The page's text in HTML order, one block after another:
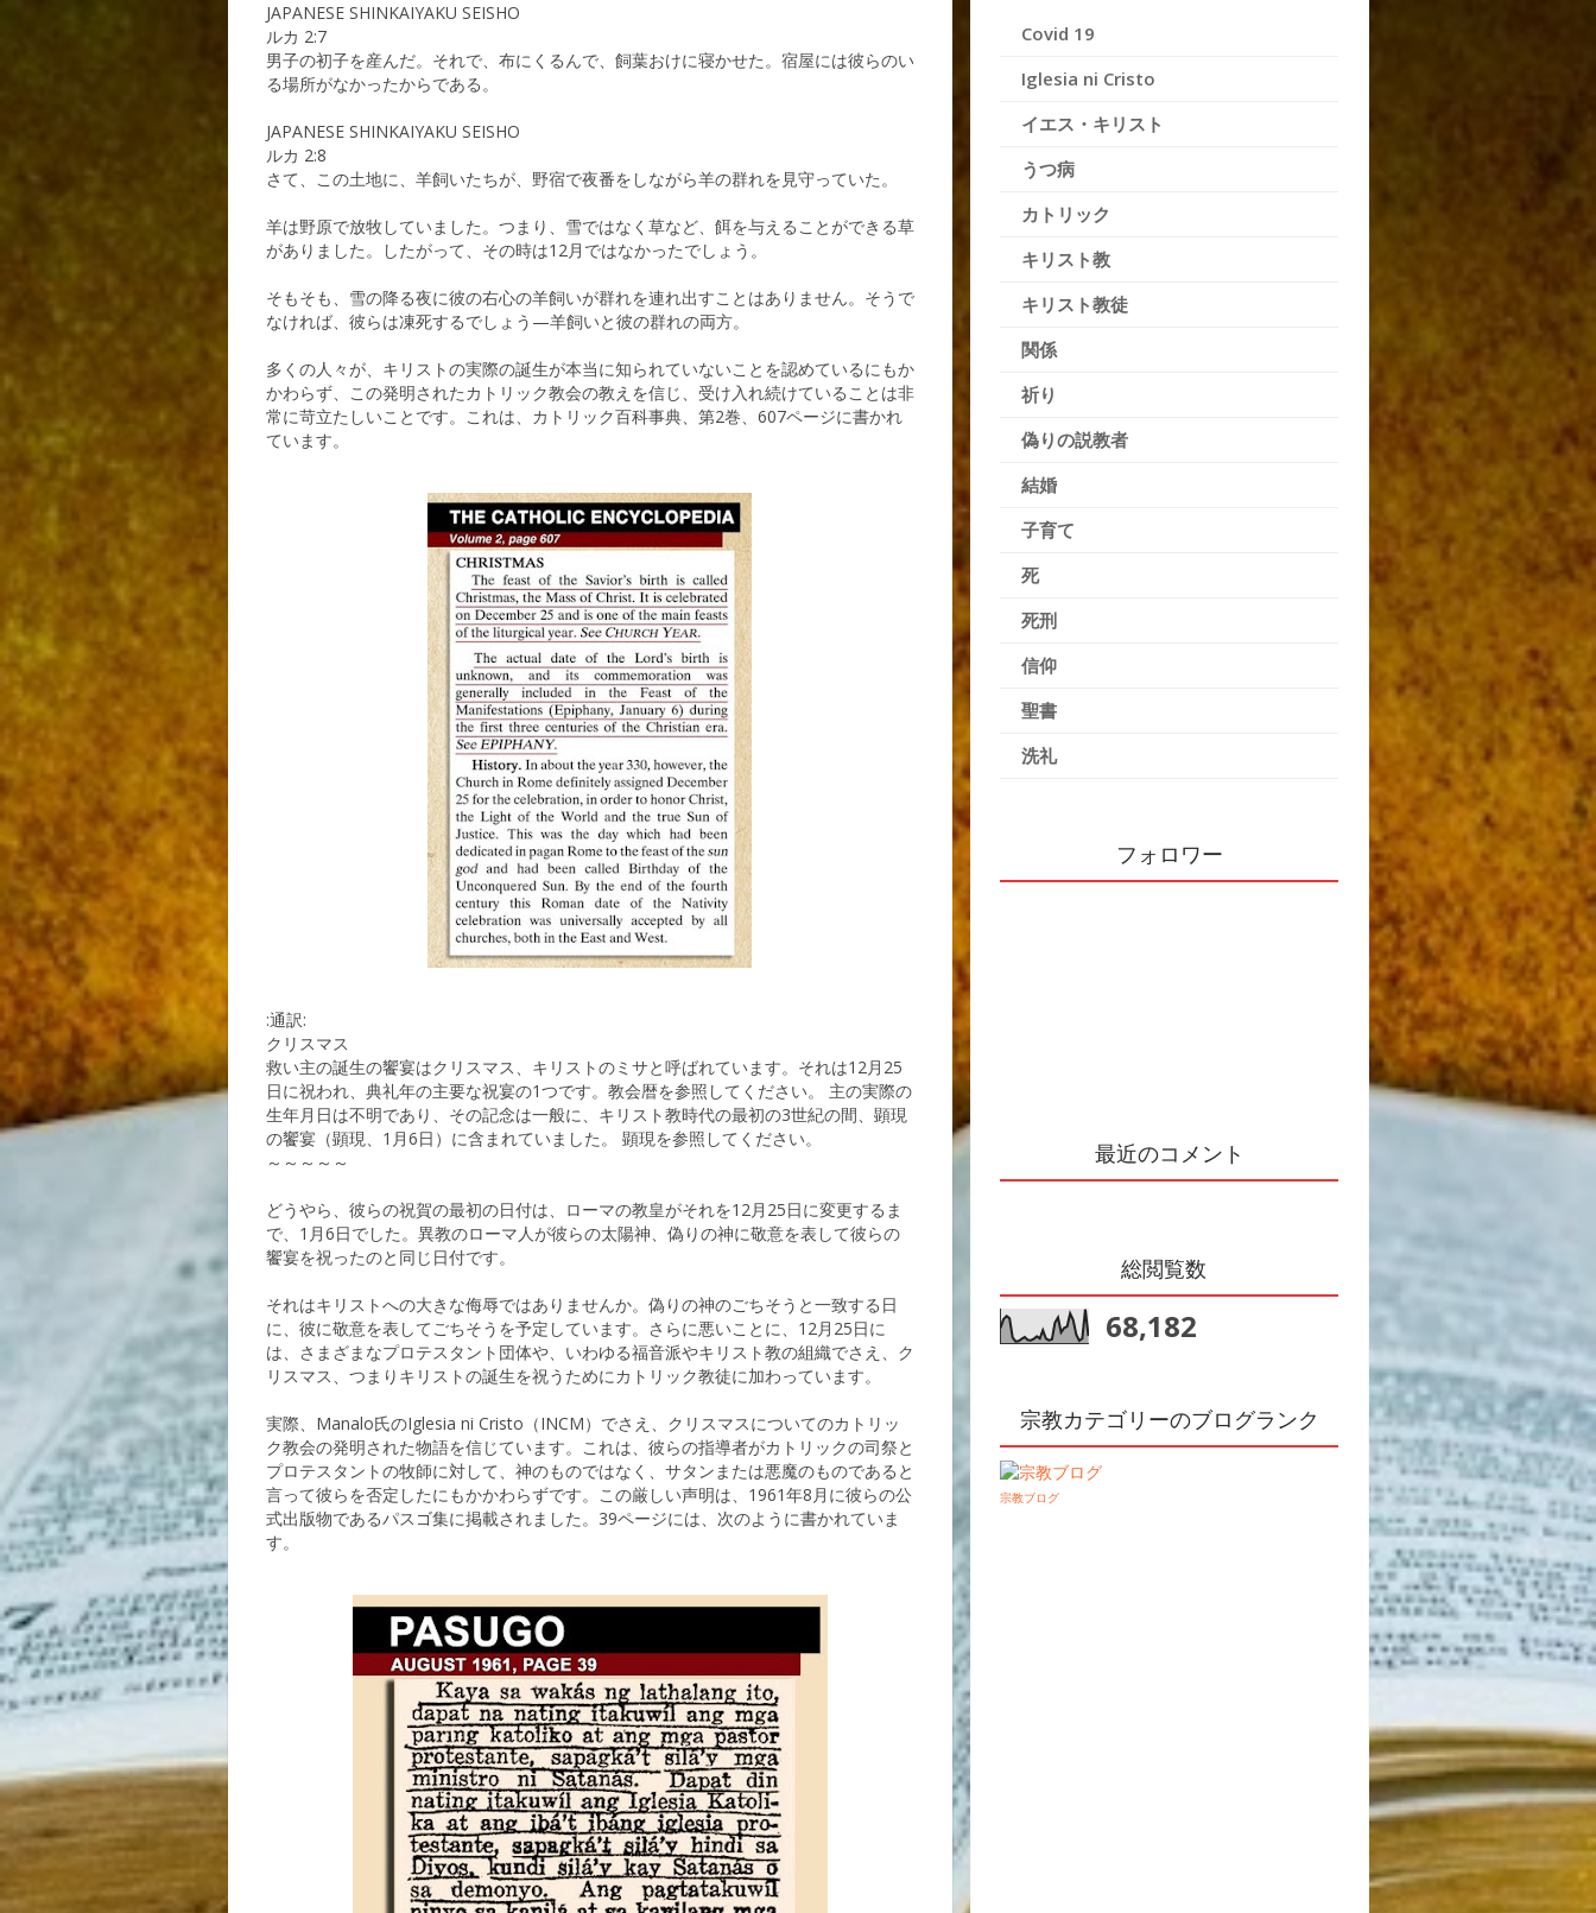
JAPANESE SHINKAIYAKU SEISHO
ルカ 2:7
男子の初子を産んだ。それで、布にくるんで、飼葉おけに寝かせた。宿屋には彼らのい
る場所がなかったからである。
JAPANESE SHINKAIYAKU SEISHO
ルカ 2:8
さて、この土地に、羊飼いたちが、野宿で夜番をしながら羊の群れを見守っていた。
羊は野原で放牧していました。つまり、雪ではなく草など、餌を与えることができる草
がありました。したがって、その時は12月ではなかったでしょう。
そもそも、雪の降る夜に彼の右心の羊飼いが群れを連れ出すことはありません。そうで
なければ、彼らは凍死するでしょう—羊飼いと彼の群れの両方。
多くの人々が、キリストの実際の誕生が本当に知られていないことを認めているにもか
かわらず、この発明されたカトリック教会の教えを信じ、受け入れ続けていることは非
常に苛立たしいことです。これは、カトリック百科事典、第2巻、607ページに書かれ
ています。
:通訳:
クリスマス
救い主の誕生の饗宴はクリスマス、キリストのミサと呼ばれています。それは12月25
日に祝われ、典礼年の主要な祝宴の1つです。教会暦を参照してください。 主の実際の
生年月日は不明であり、その記念は一般に、キリスト教時代の最初の3世紀の間、顕現
の饗宴（顕現、1月6日）に含まれていました。 顕現を参照してください。
～～～～～
どうやら、彼らの祝賀の最初の日付は、ローマの教皇がそれを12月25日に変更するま
で、1月6日でした。異教のローマ人が彼らの太陽神、偽りの神に敬意を表して彼らの
饗宴を祝ったのと同じ日付です。
それはキリストへの大きな侮辱ではありませんか。偽りの神のごちそうと一致する日
に、彼に敬意を表してごちそうを予定しています。さらに悪いことに、12月25日に
は、さまざまなプロテスタント団体や、いわゆる福音派やキリスト教の組織でさえ、ク
リスマス、つまりキリストの誕生を祝うためにカトリック教徒に加わっています。
実際、Manalo氏のIglesia ni Cristo（INCM）でさえ、クリスマスについてのカトリッ
ク教会の発明された物語を信じています。これは、彼らの指導者がカトリックの司祭と
プロテスタントの牧師に対して、神のものではなく、サタンまたは悪魔のものであると
言って彼らを否定したにもかかわらずです。この厳しい声明は、1961年8月に彼らの公
式出版物であるパスゴ集に掲載されました。39ページには、次のように書かれていま
す。
Covid 19
Iglesia ni Cristo
イエス・キリスト
うつ病
カトリック
キリスト教
キリスト教徒
関係
祈り
偽りの説教者
結婚
子育て
死
死刑
信仰
聖書
洗礼
フォロワー
最近のコメント
総閲覧数
68,182
宗教カテゴリーのブログランク
宗教ブログ